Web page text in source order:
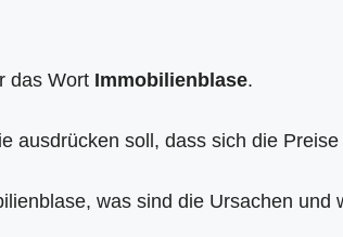
das Wort Immobilienblase.
ausdrücken soll, dass sich die Preise
was sind die Ursachen